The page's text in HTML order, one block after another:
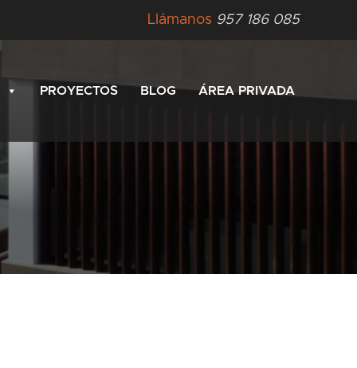
Llámanos 957 186 085
PROYECTOS BLOG ÁREA PRIVADA